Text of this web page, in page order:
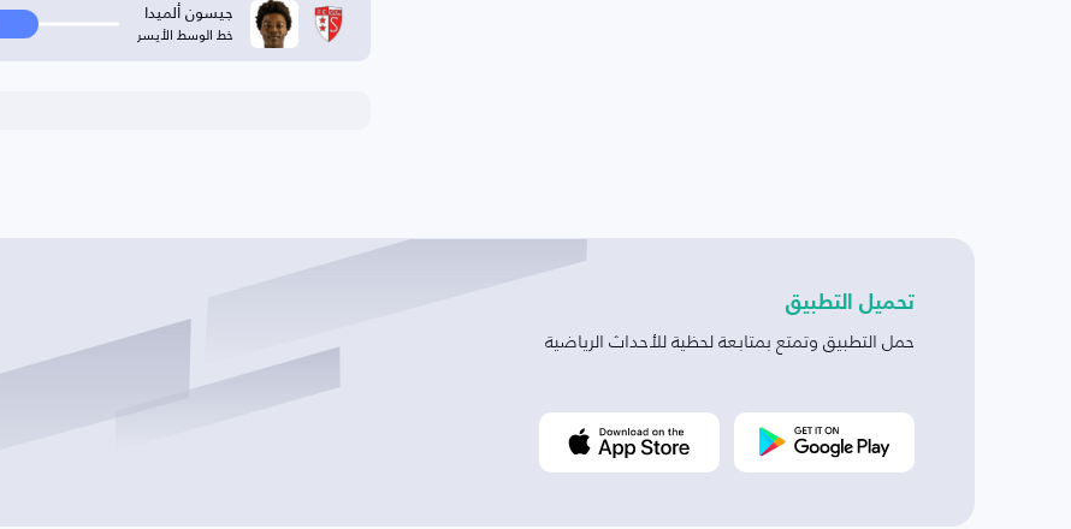
جيسون ألميدا
خط الوسط الأيسر
تحميل التطبيق
حمل التطبيق وتمتع بمتابعة لحظية للأحداث الرياضية